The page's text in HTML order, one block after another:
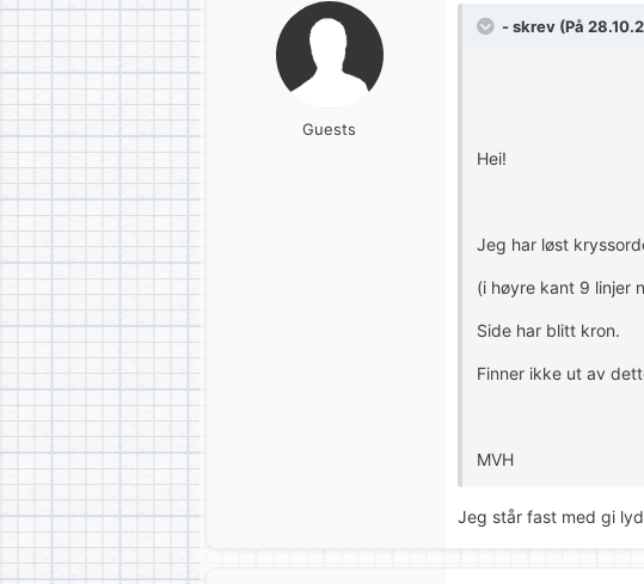
Guests
- skrev (På
Hei!
Jeg har løst
(i høyre kant 9 linjer
Side har blitt kron.
Finner ikke ut av
MVH
Jeg står fast med gi